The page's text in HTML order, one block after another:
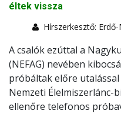
éltek vissza
Hírszerkesztő:
A csalók ezúttal a
(NEFAG) nevében
próbáltak előre
Nemzeti Élelmiszerlánc-
ellenőre telefonos